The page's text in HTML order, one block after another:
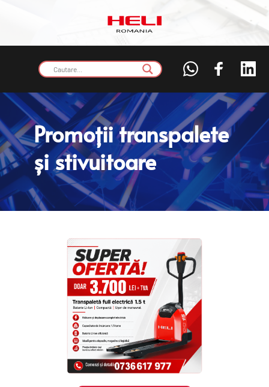
Promoții transpalete
și stivuitoare